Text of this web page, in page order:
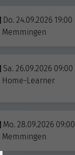
Do. 24.09.2026 19:00
Memmingen
Sa. 26.09.2026 09:00
Home-Learner
Mo. 28.09.2026 09:00
Memmingen